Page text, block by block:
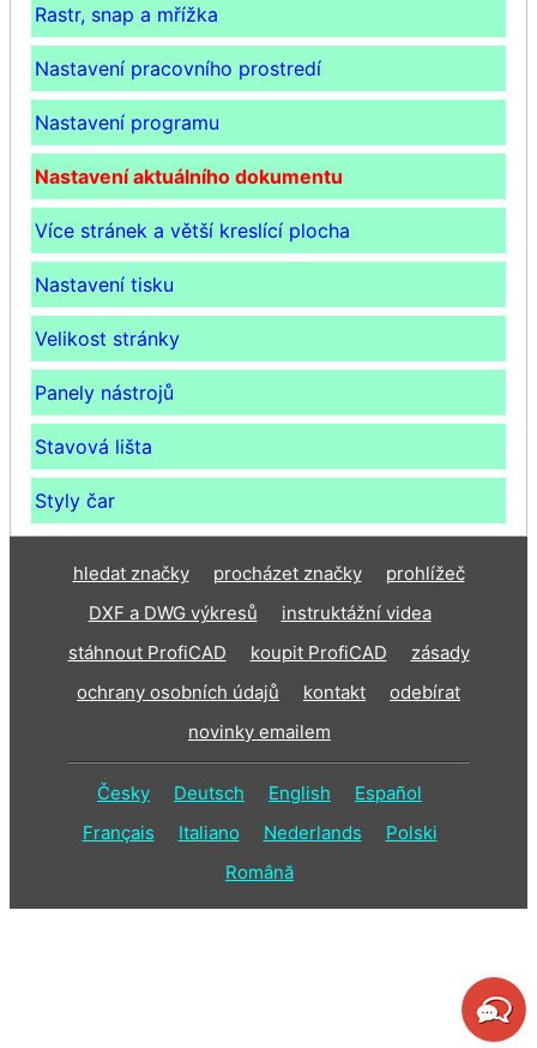
Rastr, snap a mřížka
Nastavení pracovního prostredí
Nastavení programu
Nastavení aktuálního dokumentu
Více stránek a větší kreslící plocha
Nastavení tisku
Velikost stránky
Panely nástrojů
Stavová lišta
Styly čar
hledat značky procházet značky
prohlížeč
DXF a DWG výkresů
instruktážní videa
stáhnout ProfiCAD
koupit ProfiCAD
zásady
ochrany osobních údajů
kontakt
odebírat
novinky emailem
Česky Deutsch English
Español
Français
Italiano Nederlands
Polski
Română